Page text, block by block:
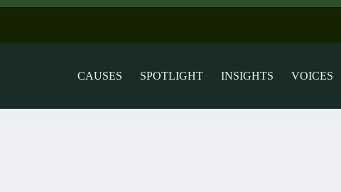
CAUSES SPOTLIGHT INSIGHTS VOICES